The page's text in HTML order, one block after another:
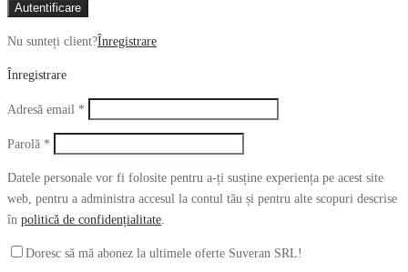
Autentificare
Nu sunteți client?Înregistrare
Înregistrare
Adresă email *
Parolă *
Datele personale vor fi folosite pentru a-ți susține experiența pe acest site
web, pentru a administra accesul la contul tău și pentru alte scopuri descrise
în politică de confidențialitate.
Doresc să mă abonez la ultimele oferte Suveran SRL!